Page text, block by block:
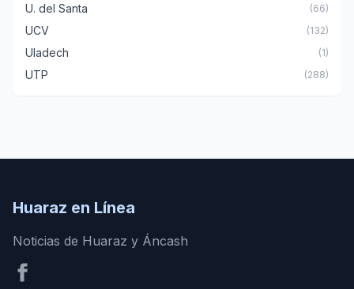
U. del Santa (66)
UCV (132)
Uladech (1)
UTP (288)
Huaraz en Línea
Noticias de Huaraz y Áncash